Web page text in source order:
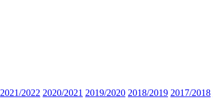
2021/2022 2020/2021 2019/2020 2018/2019 2017/2018